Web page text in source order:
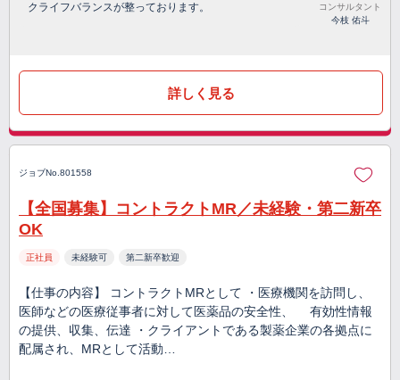
クライフバランスが整っております。
コンサルタント
今枝 佑斗
詳しく見る
ジョブNo.801558
【全国募集】コントラクトMR／未経験・第二新卒
OK
正社員 未経験可 第二新卒歓迎
【仕事の内容】 コントラクトMRとして ・医療機関を訪問し、
医師などの医療従事者に対して医薬品の安全性、 有効性情報
の提供、収集、伝達 ・クライアントである製薬企業の各拠点に
配属され、MRとして活動…